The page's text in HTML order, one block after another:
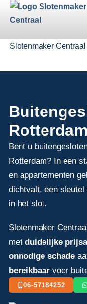
inhoud
Slotenmaker Centraal
Rotterdam
Bent u
Rotterdam? In een
en appartementen
dichtvalt, een sleutel
in het slot.
Slotenmaker
met duidelijke
onnodige schade
bereikbaar voor
06-57184252